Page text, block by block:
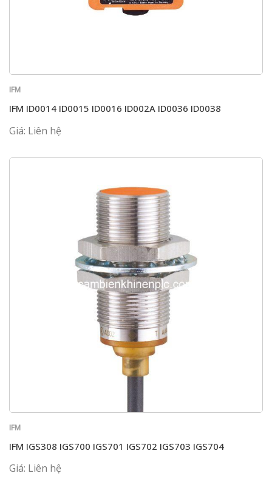
IFM
IFM ID0014 ID0015 ID0016 ID002A ID0036 ID0038
Giá: Liên hệ
IFM
IFM IGS308 IGS700 IGS701 IGS702 IGS703 IGS704
Giá: Liên hệ